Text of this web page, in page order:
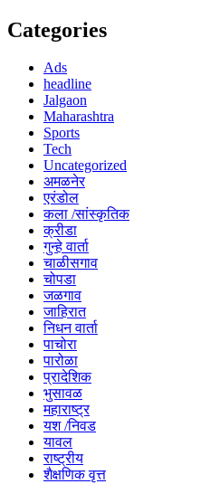
Categories
Ads
headline
Jalgaon
Maharashtra
Sports
Tech
Uncategorized
अमळनेर
एरंडोल
कला /सांस्कृतिक
क्रीडा
गुन्हे वार्ता
चाळीसगाव
चोपडा
जळगाव
जाहिरात
निधन वार्ता
पाचोरा
पारोळा
प्रादेशिक
भुसावळ
महाराष्ट्र
यश /निवड
यावल
राष्ट्रीय
शैक्षणिक वृत्त